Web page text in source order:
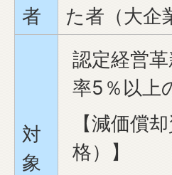
者
た者（大企
対
象
認定経営
率5％以上
【減価償
格）】